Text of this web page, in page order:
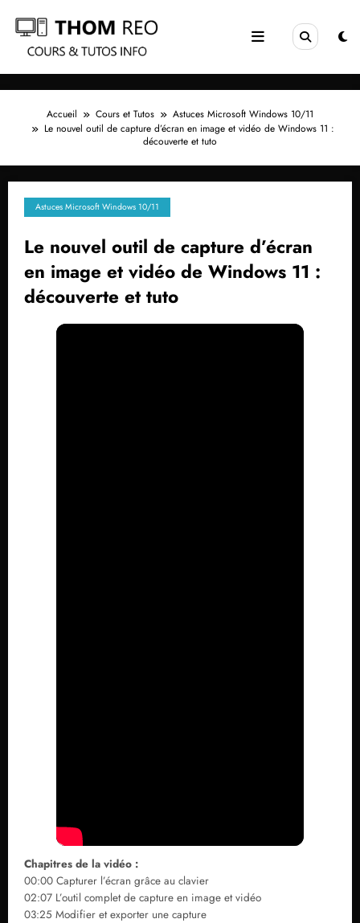
contenu
Accueil Cours et Tutos
Astuces Microsoft Windows 10/11
Le nouvel outil de capture d’écran en image et vidéo de Windows 11 :
découverte et tuto
Astuces Microsoft Windows 10/11
Le nouvel outil de capture d’écran
en image et vidéo de Windows 11 :
découverte et tuto
Chapitres de la vidéo :
00:00 Capturer l’écran grâce au clavier
02:07 L’outil complet de capture en image et vidéo
03:25 Modifier et exporter une capture